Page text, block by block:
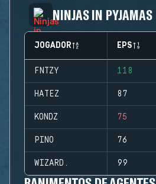
NINJAS IN PYJAMAS
JOGADOR EPS
FNTZY 118
HATEZ 87
KONDZ 75
PINO 76
WIZARD. 99